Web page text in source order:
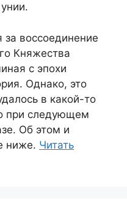
воссоединение
Княжества
с эпохи
Однако, это
в какой-то
при следующем
Об этом и
ниже. Читать